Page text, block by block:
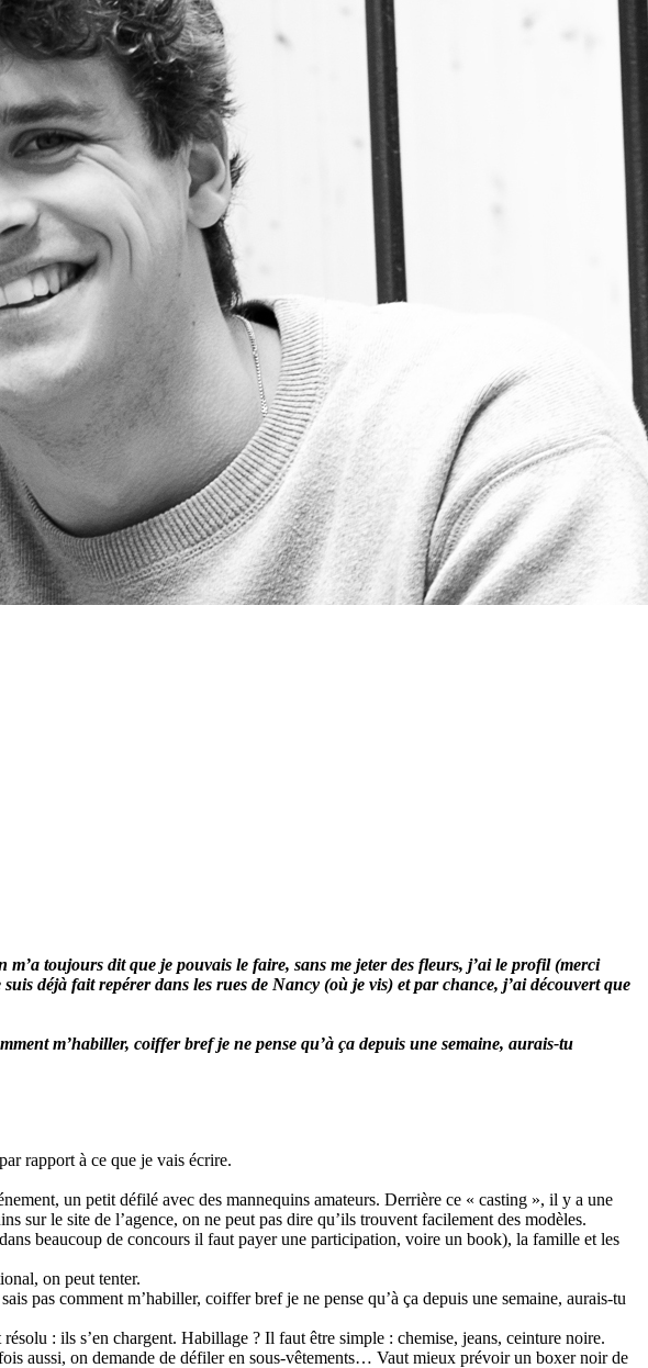
toujours dit que je pouvais le faire, sans me jeter des fleurs, j’ai le profil (merci
déjà fait repérer dans les rues de Nancy (où je vis) et par chance, j’ai découvert que
m’habiller, coiffer bref je ne pense qu’à ça depuis une semaine, aurais-tu
rapport à ce que je vais écrire.
un petit défilé avec des mannequins amateurs. Derrière ce « casting », il y a une
sur le site de l’agence, on ne peut pas dire qu’ils trouvent facilement des modèles.
beaucoup de concours il faut payer une participation, voire un book), la famille et les
on peut tenter.
pas comment m’habiller, coiffer bref je ne pense qu’à ça depuis une semaine, aurais-tu
: ils s’en chargent. Habillage ? Il faut être simple : chemise, jeans, ceinture noire.
aussi, on demande de défiler en sous-vêtements… Vaut mieux prévoir un boxer noir de